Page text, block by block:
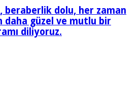
beraberlik dolu, her zaman
daha güzel ve mutlu bir
diliyoruz.